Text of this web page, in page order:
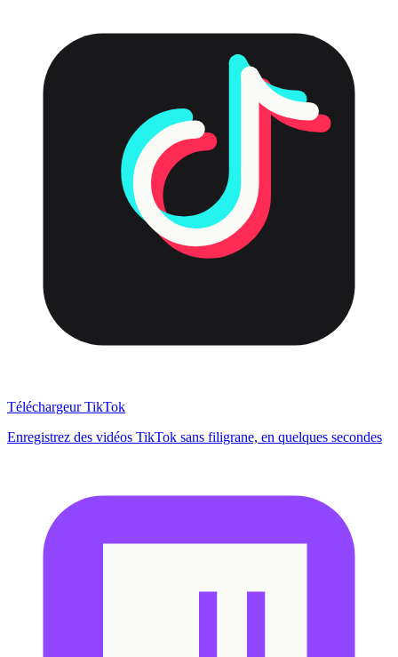
Téléchargeur TikTok
Enregistrez des vidéos TikTok sans filigrane, en quelques secondes